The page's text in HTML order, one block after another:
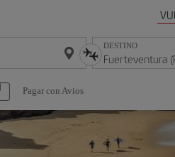
DESTINO
Pagar con Avios